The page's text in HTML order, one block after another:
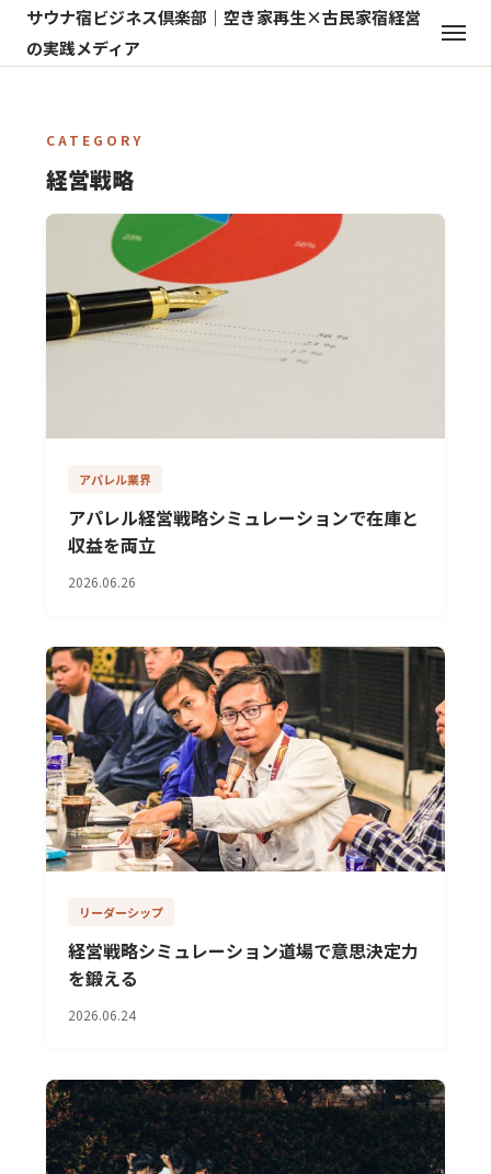
サウナ宿ビジネス倶楽部｜空き家再生×古民家宿経営
の実践メディア
CATEGORY
経営戦略
アパレル業界
アパレル経営戦略シミュレーションで在庫と
収益を両立
2026.06.26
リーダーシップ
経営戦略シミュレーション道場で意思決定力
を鍛える
2026.06.24